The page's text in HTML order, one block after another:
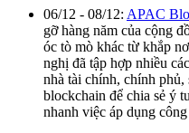
06/12 - 08/12: APAC
gỡ hàng năm của cộng
óc tò mò khác từ khắp
nghị đã tập hợp nhiều
nhà tài chính, chính phủ,
blockchain để chia sẻ ý
nhanh việc áp dụng